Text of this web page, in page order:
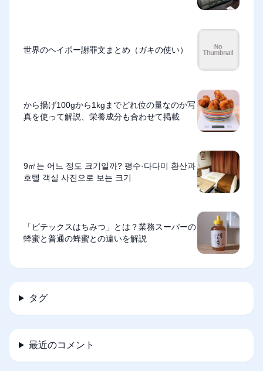
世界のヘイポー謝罪文まとめ（ガキの使い）
から揚げ100gから1kgまでどれ位の量なのか写
真を使って解説、栄養成分も合わせて掲載
9㎡는 어느 정도 크기일까? 평수·다다미 환산과
호텔 객실 사진으로 보는 크기
「ビテックスはちみつ」とは？業務スーパーの
蜂蜜と普通の蜂蜜との違いを解説
タグ
最近のコメント